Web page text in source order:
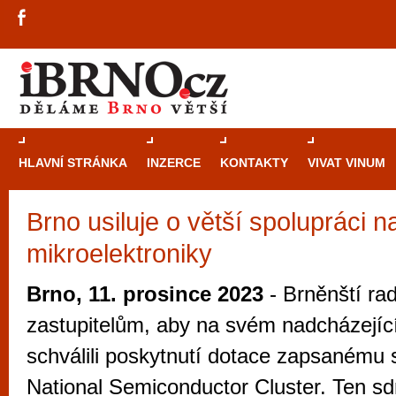
HLAVNÍ STRÁNKA INZERCE KONTAKTY VIVAT VINUM
Brno usiluje o větší spolupráci
mikroelektroniky
Brno, 11. prosince 2023 - Brněnští
zastupitelům, aby na svém
schválili poskytnutí dotace zapsanému
National Semiconductor Cluster. Ten
Průvodce
Brno je
zajímavé
restaurace,
Mimo jiné je ale také místem, kde si